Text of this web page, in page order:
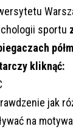
sportu
kliknąć:
jak
na